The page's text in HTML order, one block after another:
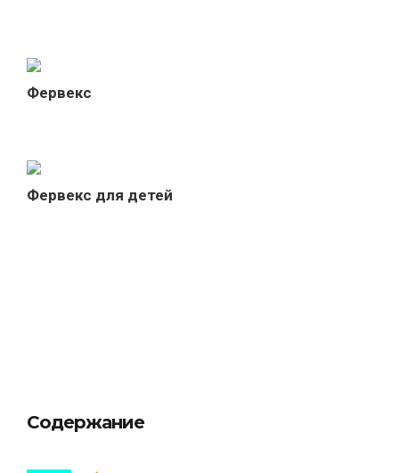
Фервекс
Фервекс для детей
Содержание